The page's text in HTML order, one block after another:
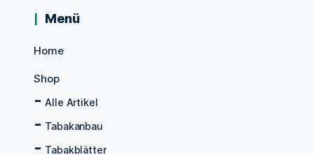
Menü
Home
Shop
Alle Artikel
Tabakanbau
Tabakblätter